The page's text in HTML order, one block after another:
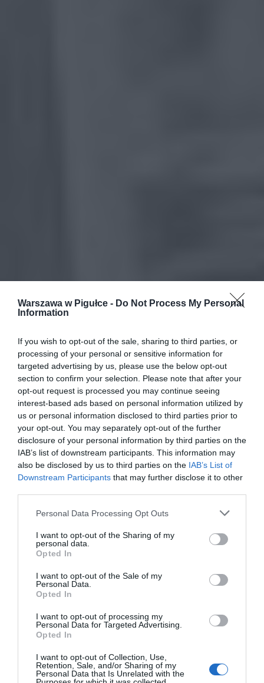
Warszawa w Pigułce - Do Not Process My Personal
Information
If you wish to opt-out of the sale, sharing to third parties, or
processing of your personal or sensitive information for
targeted advertising by us, please use the below opt-out
section to confirm your selection. Please note that after your
opt-out request is processed you may continue seeing
interest-based ads based on personal information utilized by
us or personal information disclosed to third parties prior to
your opt-out. You may separately opt-out of the further
disclosure of your personal information by third parties on the
IAB’s list of downstream participants. This information may
also be disclosed by us to third parties on the IAB’s List of
Downstream Participants that may further disclose it to other
Personal Data Processing Opt Outs
I want to opt-out of the Sharing of my
personal data.
Opted In
I want to opt-out of the Sale of my
Personal Data.
Opted In
I want to opt-out of processing my
Personal Data for Targeted Advertising.
Opted In
I want to opt-out of Collection, Use,
Retention, Sale, and/or Sharing of my
Personal Data that Is Unrelated with the